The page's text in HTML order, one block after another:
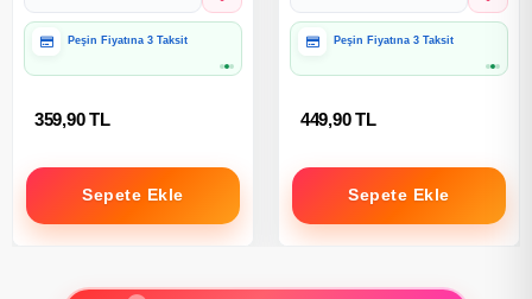
Peşin Fiyatına 3 Taksit
359,90 TL
Sepete Ekle
Peşin Fiyatına 3 Taksit
449,90 TL
Sepete Ekle